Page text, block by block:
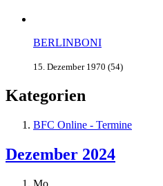
BERLINBONI
15. Dezember 1970 (54)
Kategorien
BFC Online - Termine
Dezember 2024
Mo